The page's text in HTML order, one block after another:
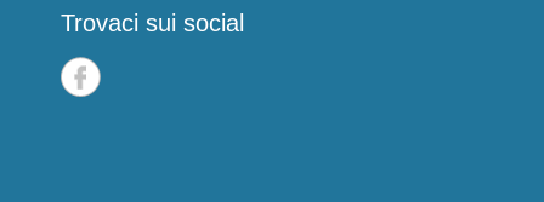
Trovaci sui social